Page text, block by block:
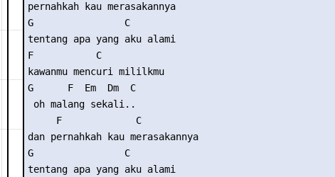
pernahkah kau merasakannya
G                C
tentang apa yang aku alami
F           C
kawanmu mencuri mililkmu
G      F  Em  Dm  C
oh malang sekali..
     F             C
dan pernahkah kau merasakannya
G                C
tentang apa yang aku alami